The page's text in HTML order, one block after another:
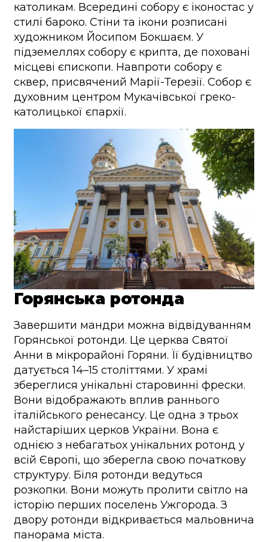
католикам. Всередині собору є іконостас у
стилі бароко. Стіни та ікони розписані
художником Йосипом Бокшаєм. У
підземеллях собору є крипта, де поховані
місцеві єпископи. Навпроти собору є
сквер, присвячений Марії-Терезії. Собор є
духовним центром Мукачівської греко-
католицької єпархії.
Горянська ротонда
Завершити мандри можна відвідуванням
Горянської ротонди. Це церква Святої
Анни в мікрорайоні Горяни. Її будівництво
датується 14–15 століттями. У храмі
збереглися унікальні старовинні фрески.
Вони відображають вплив раннього
італійського ренесансу. Це одна з трьох
найстаріших церков України. Вона є
однією з небагатьох унікальних ротонд у
всій Європі, що зберегла свою початкову
структуру. Біля ротонди ведуться
розкопки. Вони можуть пролити світло на
історію перших поселень Ужгорода. З
двору ротонди відкривається мальовнича
панорама міста.